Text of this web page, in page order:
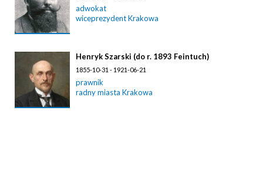
adwokat
wiceprezydent Krakowa
Henryk Szarski (do r. 1893 Feintuch)
1855-10-31 - 1921-06-21
prawnik
radny miasta Krakowa